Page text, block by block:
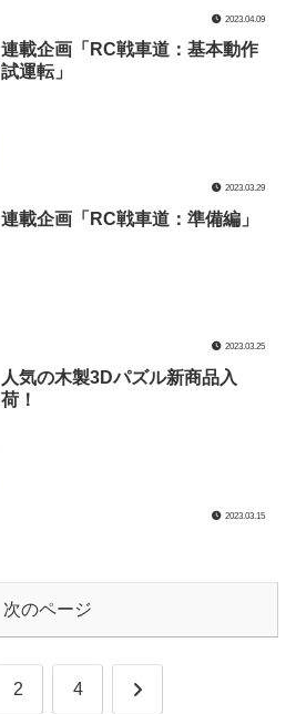
2023.04.09
連載企画「RC戦車道：基本動作
試運転」
2023.03.29
連載企画「RC戦車道：準備編」
2023.03.25
人気の木製3Dパズル新商品入
荷！
2023.03.15
次のページ
2 4 次